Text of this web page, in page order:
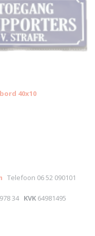
40x10
Telefoon 06 52 090101
34 KVK64981495